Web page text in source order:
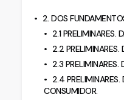
2. DOS
2.1 PRELIMINARES.
2.2
2.3 PRELIMINARES.
2.4
CONSUMIDOR.